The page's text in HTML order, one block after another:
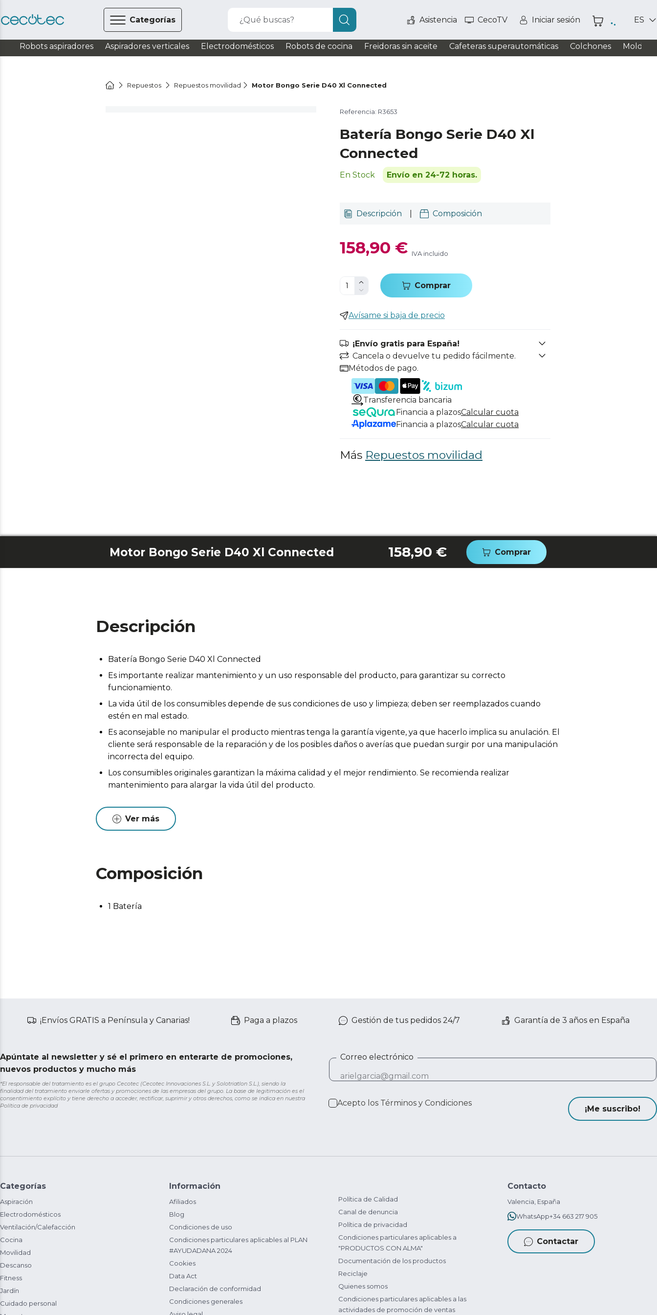
Categorías ¿Qué buscas? Asistencia CecoTV Iniciar sesión ES
Robots aspiradores Aspiradores verticales Electrodomésticos Robots de cocina Freidoras sin aceite Cafeteras superautomáticas Colchones
Repuestos Repuestos movilidad Motor Bongo Serie D40 Xl Connected
Referencia: R3653
Batería Bongo Serie D40 Xl
Connected
En Stock Envío en 24-72 horas.
Descripción Composición
158,90 € IVA incluido
Comprar
Avísame si baja de precio
¡Envío gratis para España!
Cancela o devuelve tu pedido fácilmente.
Métodos de pago.
Transferencia bancaria
Financia a plazosCalcular cuota
Financia a plazosCalcular cuota
Más Repuestos movilidad
Motor Bongo Serie D40 Xl Connected 158,90 € Comprar
Descripción
Batería Bongo Serie D40 Xl Connected
Es importante realizar mantenimiento y un uso responsable del producto, para garantizar su correcto
funcionamiento.
La vida útil de los consumibles depende de sus condiciones de uso y limpieza; deben ser reemplazados cuando
estén en mal estado.
Es aconsejable no manipular el producto mientras tenga la garantía vigente, ya que hacerlo implica su anulación. El
cliente será responsable de la reparación y de los posibles daños o averías que puedan surgir por una manipulación
incorrecta del equipo.
Los consumibles originales garantizan la máxima calidad y el mejor rendimiento. Se recomienda realizar
mantenimiento para alargar la vida útil del producto.
Ver más
Composición
1 Batería
¡Envíos GRATIS a Península y Canarias! Paga a plazos Gestión de tus pedidos 24/7 Garantía de 3 años en España
Apúntate al newsletter y sé el primero en enterarte de promociones,
nuevos productos y mucho más
*El responsable del tratamiento es el grupo Cecotec (Cecotec Innovaciones S.L. y Solotriatlon S.L.), siendo la
finalidad del tratamiento enviarle ofertas y promociones de las empresas del grupo. La base de legitimación es el
consentimiento explícito y tiene derecho a acceder, rectificar, suprimir y otros derechos, como se indica en nuestra
Política de privacidad
Correo electrónico
Acepto los Términos y Condiciones
¡Me suscribo!
Categorías
Aspiración
Electrodomésticos
Ventilación/Calefacción
Cocina
Movilidad
Descanso
Fitness
Jardín
Cuidado personal
Información
Afiliados
Blog
Condiciones de uso
Condiciones particulares aplicables al PLAN
#AYUDADANA 2024
Cookies
Data Act
Declaración de conformidad
Condiciones generales
Política de Calidad
Canal de denuncia
Política de privacidad
Condiciones particulares aplicables a
"PRODUCTOS CON ALMA"
Documentación de los productos
Reciclaje
Quienes somos
Condiciones particulares aplicables a las
actividades de promoción de ventas
Contacto
Valencia, España
WhatsApp+34 663 217 905
Contactar